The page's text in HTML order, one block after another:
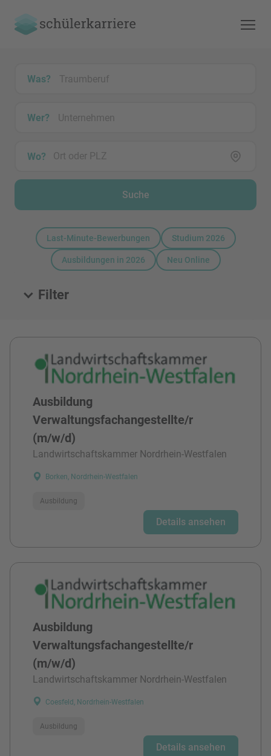
Was?
Wer?
Wo?
Suche
Last-Minute-Bewerbungen Studium 2026
Ausbildungen in 2026 Neu Online
Filter
Alle Stellen
Ausbildung
Verwaltungsfachangestellte/r
(m/w/d)
Landwirtschaftskammer Nordrhein-Westfalen
Borken, Nordrhein-Westfalen
Ausbildung
Details ansehen
Ausbildung
Verwaltungsfachangestellte/r
(m/w/d)
Landwirtschaftskammer Nordrhein-Westfalen
Coesfeld, Nordrhein-Westfalen
Ausbildung
Details ansehen